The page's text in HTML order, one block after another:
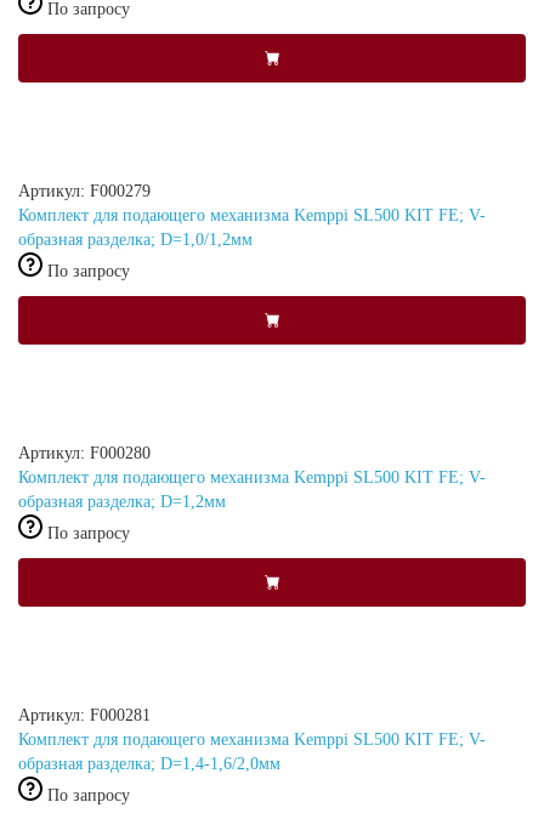
По запросу
Артикул: F000279
Комплект для подающего механизма Kemppi SL500 KIT FE; V-
образная разделка; D=1,0/1,2мм
По запросу
Артикул: F000280
Комплект для подающего механизма Kemppi SL500 KIT FE; V-
образная разделка; D=1,2мм
По запросу
Артикул: F000281
Комплект для подающего механизма Kemppi SL500 KIT FE; V-
образная разделка; D=1,4-1,6/2,0мм
По запросу